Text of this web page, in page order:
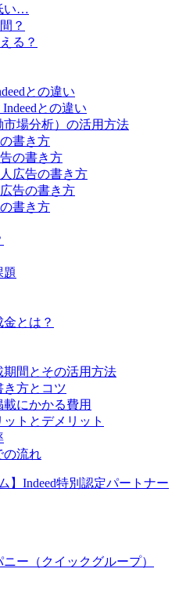
い…
？
る？
との違い
との違い
場分析）の活用方法
書き方
の書き方
広告の書き方
告の書き方
書き方
題
とは？
間とその活用方法
方とコツ
にかかる費用
トとデメリット
の流れ
】Indeed特別認定パートナー
ー（クイックグループ）